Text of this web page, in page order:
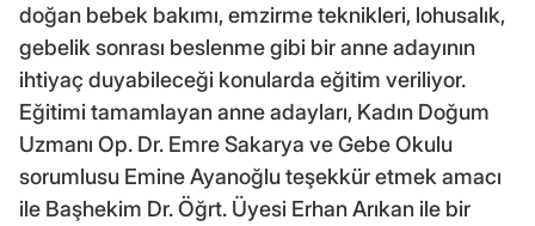
doğan bebek bakımı, emzirme teknikleri, lohusalık,
gebelik sonrası beslenme gibi bir anne adayının
ihtiyaç duyabileceği konularda eğitim veriliyor.
Eğitimi tamamlayan anne adayları, Kadın Doğum
Uzmanı Op. Dr. Emre Sakarya ve Gebe Okulu
sorumlusu Emine Ayanoğlu teşekkür etmek amacı
ile Başhekim Dr. Öğrt. Üyesi Erhan Arıkan ile bir